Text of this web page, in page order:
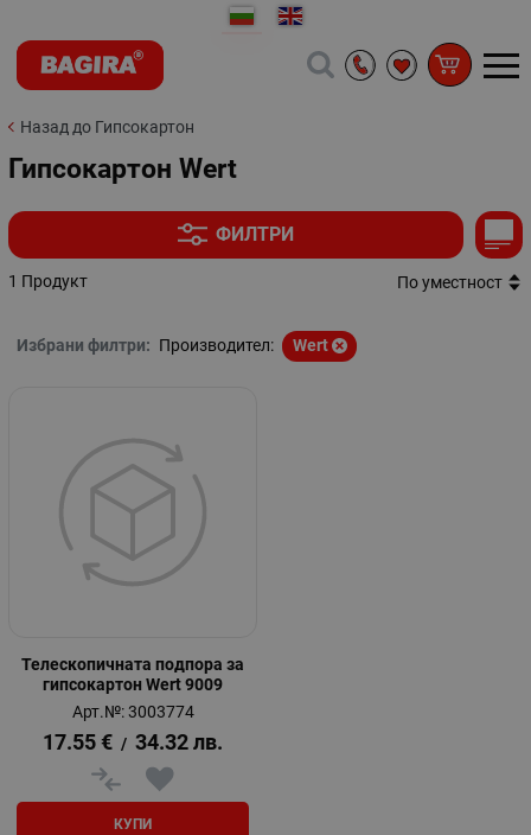
Назад до Гипсокартон
Гипсокартон Wert
ФИЛТРИ
1 Продукт По уместност
Избрани филтри: Производител: Wert
Телескопичната подпора за
гипсокартон Wert 9009
Арт.№: 3003774
17.55 € / 34.32 лв.
КУПИ